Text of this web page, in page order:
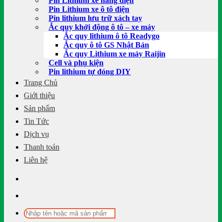
Pin Lithium xe ô tô điện
Pin lithium lưu trữ xách tay
Ắc quy khởi động ô tô – xe máy
Ắc quy lithium ô tô Readygo
Ắc quy ô tô GS Nhật Bản
Ắc quy Lithium xe máy Raijin
Cell và phụ kiện
Pin lithium tự đóng DIY
Trang Chủ
Giới thiệu
Sản phẩm
Tin Tức
Dịch vụ
Thanh toán
Liên hệ
Tìm